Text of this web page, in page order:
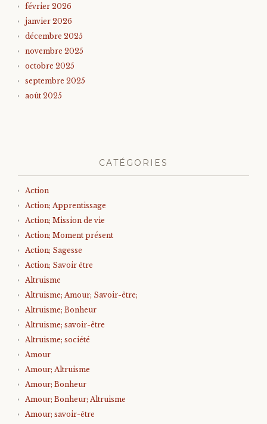
février 2026
janvier 2026
décembre 2025
novembre 2025
octobre 2025
septembre 2025
août 2025
CATÉGORIES
Action
Action; Apprentissage
Action; Mission de vie
Action; Moment présent
Action; Sagesse
Action; Savoir être
Altruisme
Altruisme; Amour; Savoir-être;
Altruisme; Bonheur
Altruisme; savoir-être
Altruisme; société
Amour
Amour; Altruisme
Amour; Bonheur
Amour; Bonheur; Altruisme
Amour; savoir-être